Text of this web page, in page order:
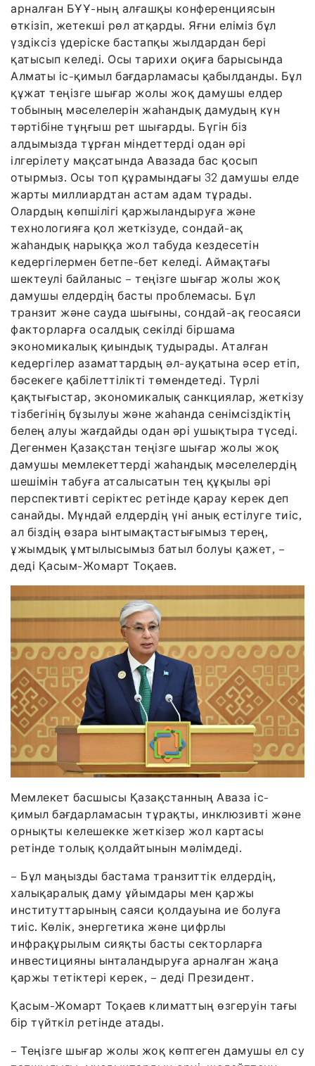
арналған БҰҰ-ның алғашқы конференциясын
өткізіп, жетекші рөл атқарды. Яғни еліміз бұл
үздіксіз үдеріске бастапқы жылдардан бері
қатысып келеді. Осы тарихи оқиға барысында
Алматы іс-қимыл бағдарламасы қабылданды. Бұл
құжат теңізге шығар жолы жоқ дамушы елдер
тобының мәселелерін жаһандық дамудың күн
тәртібіне тұңғыш рет шығарды. Бүгін біз
алдымызда тұрған міндеттерді одан әрі
ілгерілету мақсатында Авазада бас қосып
отырмыз. Осы топ құрамындағы 32 дамушы елде
жарты миллиардтан астам адам тұрады.
Олардың көпшілігі қаржыландыруға және
технологияға қол жеткізуде, сондай-ақ
жаһандық нарыққа жол табуда кездесетін
кедергілермен бетпе-бет келеді. Аймақтағы
шектеулі байланыс – теңізге шығар жолы жоқ
дамушы елдердің басты проблемасы. Бұл
транзит және сауда шығыны, сондай-ақ геосаяси
факторларға осалдық секілді біршама
экономикалық қиындық тудырады. Аталған
кедергілер азаматтардың әл-ауқатына әсер етіп,
бәсекеге қабілеттілікті төмендетеді. Түрлі
қақтығыстар, экономикалық санкциялар, жеткізу
тізбегінің бұзылуы және жаһанда сенімсіздіктің
белең алуы жағдайды одан әрі ушықтыра түседі.
Дегенмен Қазақстан теңізге шығар жолы жоқ
дамушы мемлекеттерді жаһандық мәселелердің
шешімін табуға атсалысатын тең құқылы әрі
перспективті серіктес ретінде қарау керек деп
санайды. Мұндай елдердің үні анық естілуге тиіс,
ал біздің өзара ынтымақтастығымыз терең,
ұжымдық ұмтылысымыз батыл болуы қажет, –
деді Қасым-Жомарт Тоқаев.
Мемлекет басшысы Қазақстанның Аваза іс-
қимыл бағдарламасын тұрақты, инклюзивті және
орнықты келешекке жеткізер жол картасы
ретінде толық қолдайтынын мәлімдеді.
– Бұл маңызды бастама транзиттік елдердің,
халықаралық даму ұйымдары мен қаржы
институттарының саяси қолдауына ие болуға
тиіс. Көлік, энергетика және цифрлы
инфрақұрылым сияқты басты секторларға
инвестицияны ынталандыруға арналған жаңа
қаржы тетіктері керек, – деді Президент.
Қасым-Жомарт Тоқаев климаттың өзгеруін тағы
бір түйткіл ретінде атады.
– Теңізге шығар жолы жоқ көптеген дамушы ел су